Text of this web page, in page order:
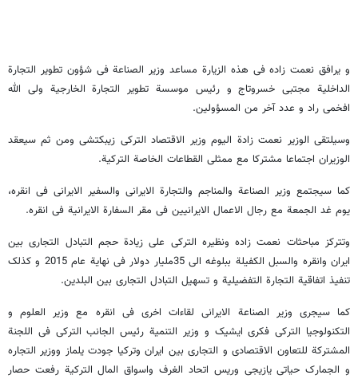
و یرافق نعمت زاده فی هذه الزیارة مساعد وزیر الصناعة فی شؤون تطویر التجارة
الداخلیة مجتبی خسروتاج و رئیس موسسة تطویر التجارة الخارجیة ولی الله
افخمی راد و عدد آخر من المسؤولین.
وسیلتقی الوزیر نعمت زادة الیوم وزیر الاقتصاد الترکی زیبکتشی ومن ثم سیعقد
الوزیران اجتماعا مشترکا مع ممثلی القطاعات الخاصة الترکیة.
کما سیجتمع وزیر الصناعة والمناجم والتجارة الایرانی والسفیر الایرانی فی انقره،
یوم غد الجمعة مع رجال الاعمال الایرانیین فی مقر السفارة الایرانیة فی انقره.
وتترکز مباحثات نعمت زاده ونظیره الترکی علی زیادة حجم التبادل التجاری بین
ایران وانقره والسبل الکفیلة ببلوغه الی 35ملیار دولار فی نهایة عام 2015 و کذلک
تنفیذ اتفاقیة التجارة التفضیلیة و تسهیل التبادل التجاری بین البلدین.
کما سیجری وزیر الصناعة الایرانی لقاءات اخری فی انقره مع وزیر العلوم و
التکنولوجیا الترکی فکری ایشیک و وزیر التنمیة رئیس الجانب الترکی فی اللجنة
المشترکة للتعاون الاقتصادی و التجاری بین ایران وترکیا جودت یلماز ووزیر التجاره
و الجمارک حیاتی یازیجی وریس اتحاد الغرف واسواق المال الترکیة رفعت حصار